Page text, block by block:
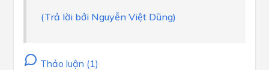
(Trả lời bởi Nguyễn Việt Dũng)
Thảo luận (1)